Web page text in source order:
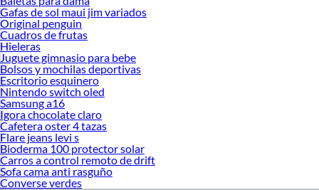
Gafas de sol maui jim variados
Original penguin
Cuadros de frutas
Hieleras
Juguete gimnasio para bebe
Bolsos y mochilas deportivas
Escritorio esquinero
Nintendo switch oled
Samsung a16
Igora chocolate claro
Cafetera oster 4 tazas
Flare jeans levi s
Bioderma 100 protector solar
Carros a control remoto de drift
Sofa cama anti rasguño
Converse verdes